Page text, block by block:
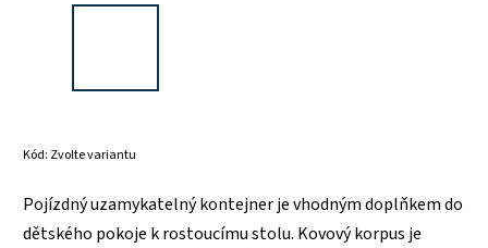
Kód: Zvolte variantu
Pojízdný uzamykatelný kontejner je vhodným doplňkem do
dětského pokoje k rostoucímu stolu. Kovový korpus je